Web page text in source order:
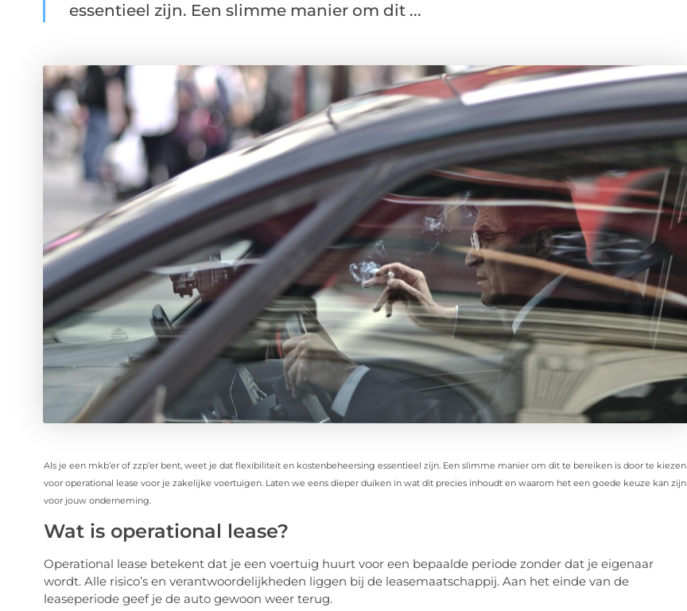
essentieel zijn. Een slimme manier om dit ...
Als je een mkb’er of zzp’er bent, weet je dat flexibiliteit en kostenbeheersing essentieel zijn. Een slimme manier om dit te bereiken is door te kiezen
voor operational lease voor je zakelijke voertuigen. Laten we eens dieper duiken in wat dit precies inhoudt en waarom het een goede keuze kan zijn
voor jouw onderneming.
Wat is operational lease?
Operational lease betekent dat je een voertuig huurt voor een bepaalde periode zonder dat je eigenaar
wordt. Alle risico’s en verantwoordelijkheden liggen bij de leasemaatschappij. Aan het einde van de
leaseperiode geef je de auto gewoon weer terug.